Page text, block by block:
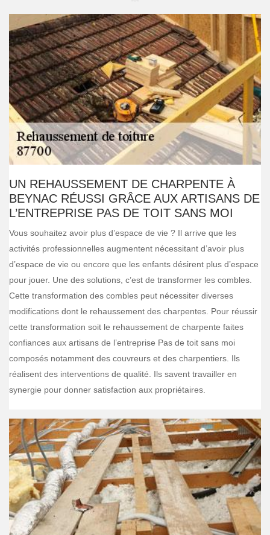
UN REHAUSSEMENT DE CHARPENTE À
BEYNAC RÉUSSI GRÂCE AUX ARTISANS DE
L’ENTREPRISE PAS DE TOIT SANS MOI
Vous souhaitez avoir plus d’espace de vie ? Il arrive que les
activités professionnelles augmentent nécessitant d’avoir plus
d’espace de vie ou encore que les enfants désirent plus d’espace
pour jouer. Une des solutions, c’est de transformer les combles.
Cette transformation des combles peut nécessiter diverses
modifications dont le rehaussement des charpentes. Pour réussir
cette transformation soit le rehaussement de charpente faites
confiances aux artisans de l’entreprise Pas de toit sans moi
composés notamment des couvreurs et des charpentiers. Ils
réalisent des interventions de qualité. Ils savent travailler en
synergie pour donner satisfaction aux propriétaires.